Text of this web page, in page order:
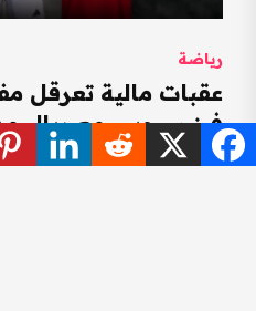
رياضة
عقبات مالية تعرقل
فينيسيوس مع ريال